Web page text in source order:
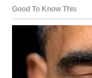
blistati Rakovi koji
Škorpijama
uspjeh.
Ovo je period